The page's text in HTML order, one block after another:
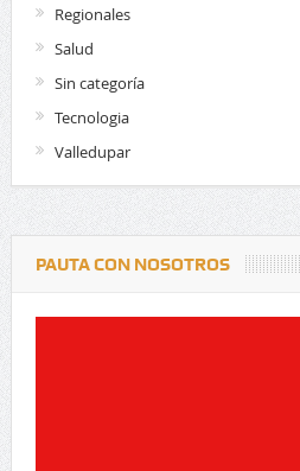
Regionales
Salud
Sin categoría
Tecnologia
Valledupar
PAUTA CON NOSOTROS